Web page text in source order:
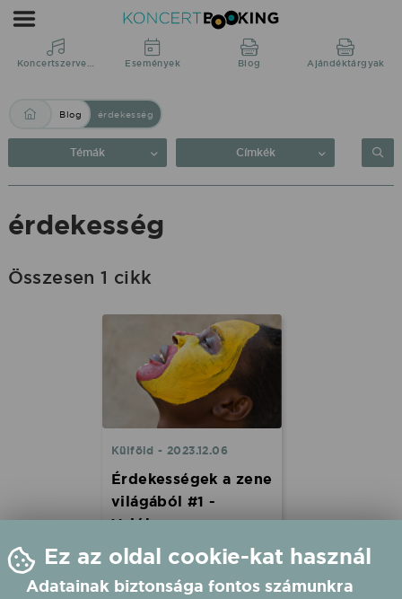
Blog:
érdekesség
KoncertBooking
Közvetlenül
produkciótól.
Koncertszervezés Események Blog Ajándéktárgyak
Blog érdekesség
Témák Címkék
érdekesség
Összesen 1 cikk
Külföld - 2023.12.06
Érdekességek a zene
világából #1 -
Valóban a zene a
közös nyelvünk?
érzelmi reakciókat vált ki a
Ez az oldal cookie-kat használ
Adatainak biztonsága fontos számunkra